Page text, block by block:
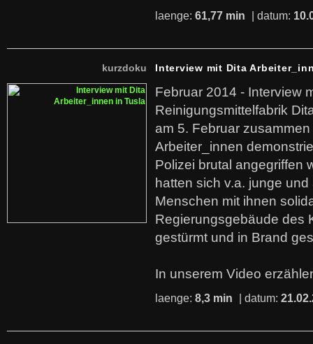
laenge: 61,77 min | datum:
kurzdoku Interview mit Dita
Februar 2014 - Interview
Reinigungsmittelfabrik
am 5. Februar
Arbeiter_innen
Polizei brutal angegriffen
hatten sich v.a. junge
Menschen mit ihnen
Regierungsgebäude des
gestürmt und in Brand
In unserem Video
laenge: 8,3 min | datum: